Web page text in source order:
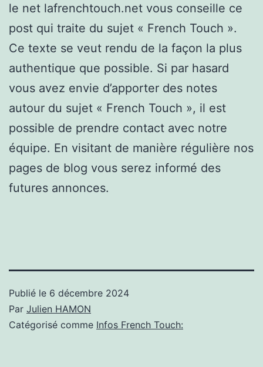
le net lafrenchtouch.net vous conseille ce
post qui traite du sujet « French Touch ».
Ce texte se veut rendu de la façon la plus
authentique que possible. Si par hasard
vous avez envie d’apporter des notes
autour du sujet « French Touch », il est
possible de prendre contact avec notre
équipe. En visitant de manière régulière nos
pages de blog vous serez informé des
futures annonces.
Publié le 6 décembre 2024
Par Julien HAMON
Catégorisé comme Infos French Touch: